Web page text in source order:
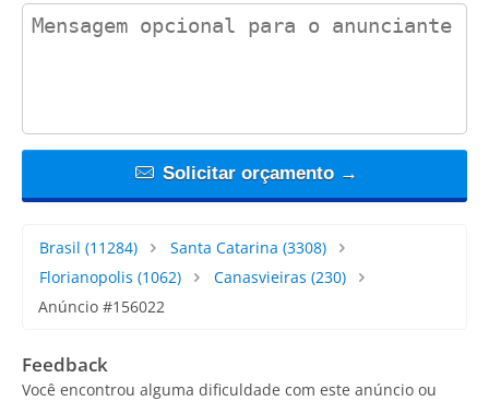
contact_message
Solicitar orçamento →
Brasil (11284) Santa Catarina (3308)
Florianopolis (1062) Canasvieiras (230)
Anúncio #156022
Feedback
Você encontrou alguma dificuldade com este anúncio ou